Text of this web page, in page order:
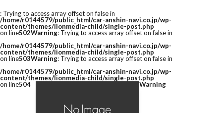
: Trying to access array offset on false in
/home/r0144579/public_html/car-anshin-navi.co.jp/wp-
content/themes/lionmedia-child/single-post.php
on line502Warning: Trying to access array offset on false in
/home/r0144579/public_html/car-anshin-navi.co.jp/wp-
content/themes/lionmedia-child/single-post.php
on line503Warning: Trying to access array offset on false in
/home/r0144579/public_html/car-anshin-navi.co.jp/wp-
content/themes/lionmedia-child/single-post.php
on line504 Warning